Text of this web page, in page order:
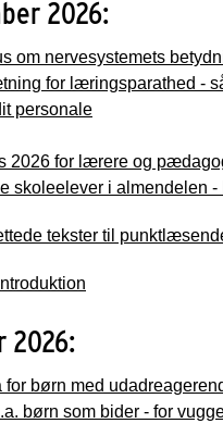
2026:
om nervesystemets
for læringsparathed -
personale
2026 for lærere og
skoleelever i almendelen -
tekster til
2026:
for børn med
børn som bider - for